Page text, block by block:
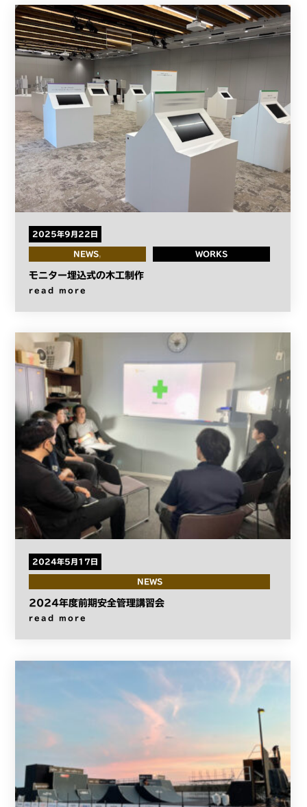
2025年9月22日
NEWS WORKS
モニター埋込式の木工制作
read more
2024年5月17日
NEWS
2024年度前期安全管理講習会
read more